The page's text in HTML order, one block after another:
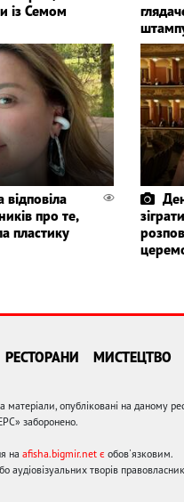
із Семом
про те,
пластику
РЕСТОРАНИ МИСТЕЦТВО
опубліковані на даному
заборонено.
на afisha.bigmir.net є обов'язковим.
аудіовізуальних творів